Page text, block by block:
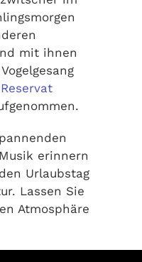
mit ihnen
erinnern
Urlaubstag
Lassen Sie
Atmosphäre